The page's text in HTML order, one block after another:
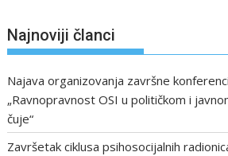
Najnoviji članci
Najava organizovanja završne
„Ravnopravnost OSI u političkom i
čuje“
Završetak ciklusa psihosocijalnih